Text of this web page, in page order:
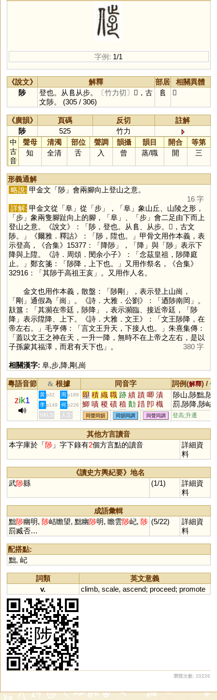
字例: 1/1
《說文》 解釋 部居
相關異體
陟
登也。从𨸏从步。 〔竹力切〕
𠌹，古
文陟。 (305 / 306)
𨸏 𠌹
《廣韻》 頁碼 反切
註解
陟
525
竹力
中
古
音
聲母 清濁 部位 聲調 韻攝 韻目 開合
等第
知
全清 舌 入 曾 蒸/職 開 三
形義通解
略說: 甲金文「陟」會兩腳向上登山之意。
16 字
詳解: 甲金文從「阜」從「步」，「阜」象山丘、山陵之形，
「步」象兩隻腳趾向上的腳，「阜」、「步」會二足由下而上
登山之意。《說文》：「陟，登也。从𨸏、从步。𠌹，古文
陟。」《爾雅．釋詁》：「陟，陞也。」甲骨文用作本義，表
示登高，《合集》15377：「降陟」，「降 」與「陟」表示下
降與上陞。《詩．周頌．閔余小子》：「念茲皇祖，陟降庭
止。」鄭玄箋：「陟降，上下也。」又用作祭名，《合集》
32916：「其陟于高祖王亥」。又用作人名。
金文也用作本義，散盤：「陟剛」，表示登上山崗，
「剛 」通假為「崗 」。《詩．大雅．公劉》：「迺陟南岡」。
㝬簋：「其瀕在帝廷，陟降」，表示瀕臨、接近帝廷，「陟
降」表示陞降、上下。《詩．大雅．文王》：「文王陟降，在
帝左右。」毛亨傳：「言文王升天，下接人也。」朱熹集傳：
「蓋以文王之神在天，一升一降，無時不在上帝之左右，是以
子孫蒙其福澤，而君有天下也」。
380 字
相關漢字: 阜,步,降,剛 ,崗
粵語音節 & 根據 同音字 詞例(解釋) /
zik1
黃 p32 周 p189 即 積 織 職 跡 績 蹟 唧 漬
鯽 嘖 稷 磧 稙 勣 踖 卽 樴
唶 蠀 樍 捗 嬂 庴 尐 戠 畟
鰿 蘵 癪 蟙 膱 楖 堲 幘 蝍
陟山,陟黜,陟
罰,陟降,陟岵
屺(喻遊子思親)
黜陟幽明(喻賞
李 p149 何 p226
HKLS 人文 同聲同韻 同韻同調 同聲同調 登高;升遷
其他方言讀音
本字庫於「陟」字下錄有2個方言點的讀音
詳細資
料
《讀史方輿紀要》地名
武陟縣 (1/1)
詳細資
料
成語彙輯
黜陟幽明, 陟岵瞻望, 黜幽陟明, 瞻雲陟屺, 陟
罰臧否…
(5/22)
詳細資
料
配搭點:
黜, 屺
詞類
英文意義
v.
climb, scale, ascend; proceed; promote
瀏覽次數: 20226